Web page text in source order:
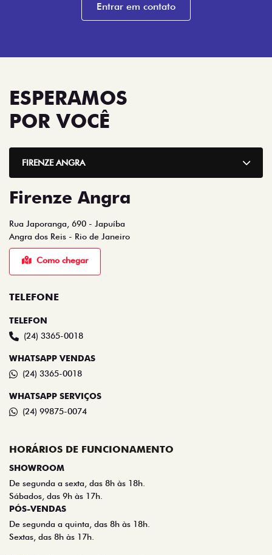
Entrar em contato
ESPERAMOS
POR VOCÊ
FIRENZE ANGRA
Firenze Angra
Rua Japoranga, 690 - Japuíba
Angra dos Reis - Rio de Janeiro
Como chegar
TELEFONE
TELEFON
(24) 3365-0018
WHATSAPP VENDAS
(24) 3365-0018
WHATSAPP SERVIÇOS
(24) 99875-0074
HORÁRIOS DE FUNCIONAMENTO
SHOWROOM
De segunda a sexta, das 8h às 18h.
Sábados, das 9h às 17h.
PÓS-VENDAS
De segunda a quinta, das 8h às 18h.
Sextas, das 8h às 17h.